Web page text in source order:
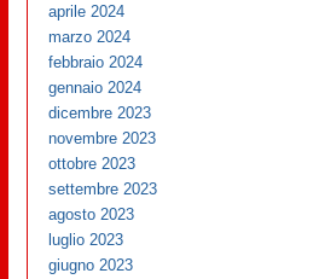
aprile 2024
marzo 2024
febbraio 2024
gennaio 2024
dicembre 2023
novembre 2023
ottobre 2023
settembre 2023
agosto 2023
luglio 2023
giugno 2023